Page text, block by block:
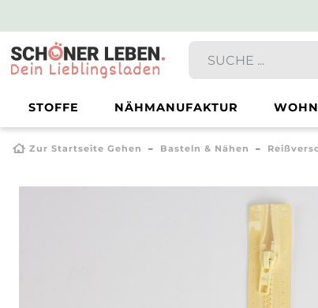
STOFFE NÄHMANUFAKTUR
Zur Startseite Gehen Basteln & Nähen